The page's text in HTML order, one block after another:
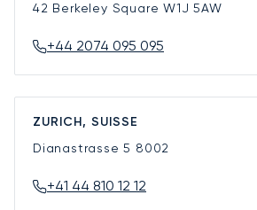
42 Berkeley SquareW1J 5AW
+44 2074 095 095
ZURICH, SUISSE
Dianastrasse 5 8002
+41 44 810 12 12